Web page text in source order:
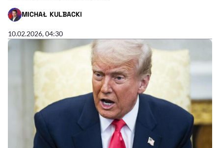
MICHAŁ KULBACKI
- AUTOR ARTYKUŁU - PROFIL
10.02.2026, 04:30